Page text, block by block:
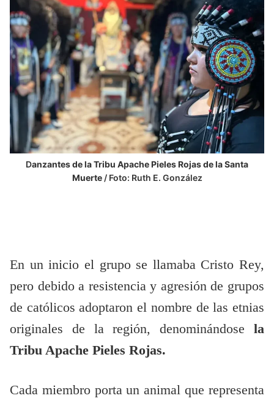
Danzantes de la Tribu Apache Pieles Rojas de la Santa
Muerte/ Foto: Ruth E. González
En un inicio el grupo se llamaba Cristo Rey,
pero debido a resistencia y agresión de grupos
de católicos adoptaron el nombre de las etnias
originales de la región, denominándose la
Tribu Apache Pieles Rojas.
Cada miembro porta un animal que representa